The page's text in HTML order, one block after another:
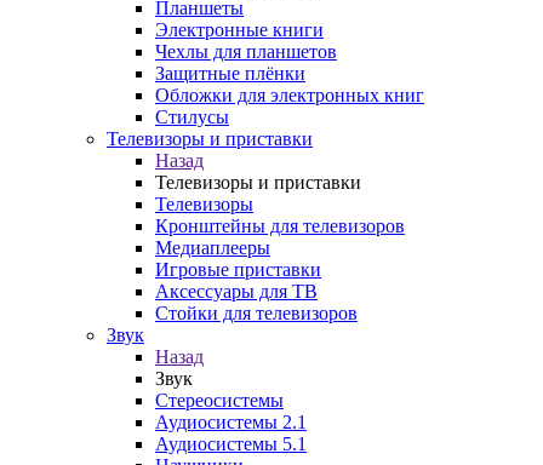
Планшеты
Электронные книги
Чехлы для планшетов
Защитные плёнки
Обложки для электронных книг
Стилусы
Телевизоры и приставки
Назад
Телевизоры и приставки
Телевизоры
Кронштейны для телевизоров
Медиаплееры
Игровые приставки
Аксессуары для ТВ
Стойки для телевизоров
Звук
Назад
Звук
Стереосистемы
Аудиосистемы 2.1
Аудиосистемы 5.1